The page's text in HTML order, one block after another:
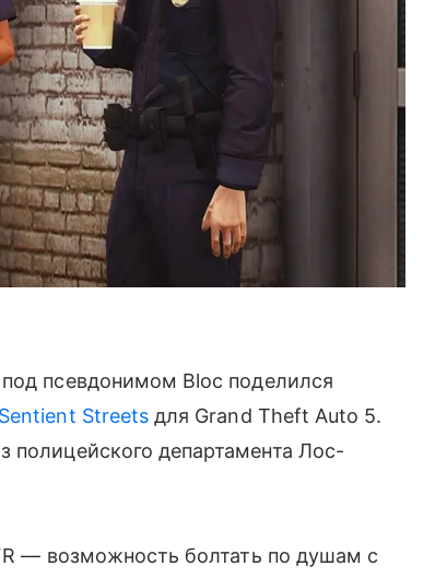
псевдонимом Bloc поделился
Sentient Streets для Grand Theft Auto 5.
департамента Лос-
— возможность болтать по душам с